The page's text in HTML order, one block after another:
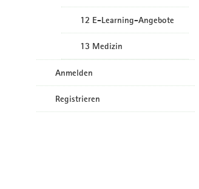
12 E-Learning-Angebote
13 Medizin
Anmelden
Registrieren